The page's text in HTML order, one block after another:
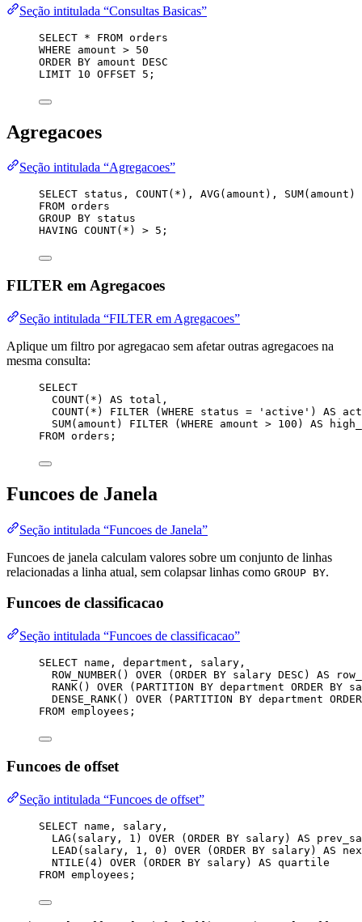
Seção intitulada “Consultas Basicas”
SELECT * FROM orders
WHERE amount > 50
ORDER BY amount DESC
LIMIT 10 OFFSET 5 ;
Agregacoes
Seção intitulada “Agregacoes”
SELECT status , COUNT( * ), AVG (amount), SUM(amount)
FROM orders
GROUP BY status
HAVING COUNT( * ) > 5 ;
FILTER em Agregacoes
Seção intitulada “FILTER em Agregacoes”
Aplique um filtro por agregacao sem afetar outras agregacoes na
mesma consulta:
SELECT
COUNT( * ) AS total,
COUNT( * ) FILTER ( WHERE status = ' active ' ) AS
SUM(amount) FILTER ( WHERE amount > 100 ) AS
FROM orders;
Funcoes de Janela
Seção intitulada “Funcoes de Janela”
Funcoes de janela calculam valores sobre um conjunto de linhas
relacionadas a linha atual, sem colapsar linhas como GROUP BY.
Funcoes de classificacao
Seção intitulada “Funcoes de classificacao”
SELECT name , department, salary,
ROW_NUMBER() OVER ( ORDER BY salary DESC ) AS
RANK() OVER ( PARTITION BY department ORDER BY
DENSE_RANK() OVER ( PARTITION BY department
FROM employees;
Funcoes de offset
Seção intitulada “Funcoes de offset”
SELECT name , salary,
LAG (salary, 1 ) OVER (ORDER BY salary) AS
LEAD (salary, 1 , 0 ) OVER (ORDER BY salary) AS
NTILE (4) OVER (ORDER BY salary) AS quartile
FROM employees;